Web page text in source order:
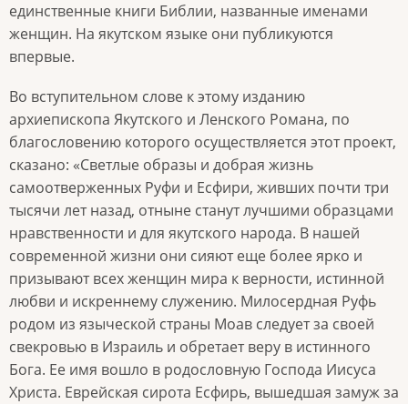
единственные книги Библии, названные именами
женщин. На якутском языке они публикуются
впервые.
Во вступительном слове к этому изданию
архиепископа Якутского и Ленского Романа, по
благословению которого осуществляется этот проект,
сказано: «Светлые образы и добрая жизнь
самоотверженных Руфи и Есфири, живших почти три
тысячи лет назад, отныне станут лучшими образцами
нравственности и для якутского народа. В нашей
современной жизни они сияют еще более ярко и
призывают всех женщин мира к верности, истинной
любви и искреннему служению. Милосердная Руфь
родом из языческой страны Моав следует за своей
свекровью в Израиль и обретает веру в истинного
Бога. Ее имя вошло в родословную Господа Иисуса
Христа. Еврейская сирота Есфирь, вышедшая замуж за